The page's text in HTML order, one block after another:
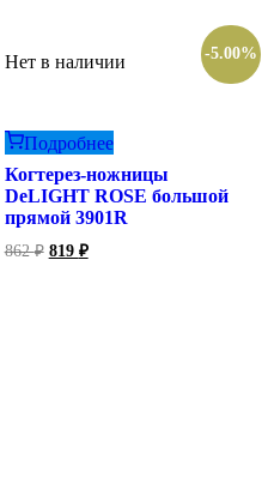
Нет в наличии
Подробнее
-5.00%
Когтерез-ножницы
DeLIGHT ROSE большой
прямой 3901R
862₽ Первоначальная
819 ₽Текущая